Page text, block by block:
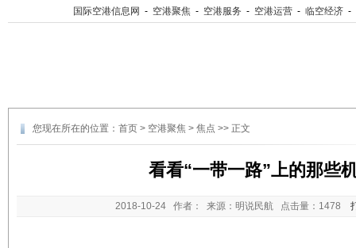
国际空港信息网 - 空港聚焦 - 空港服务 - 空港运营 - 临空经济 -
您现在所在的位置： 首页 > 空港聚焦 > 焦点 >> 正文
看看“一带一路”上的那些
2018-10-24 作者： 来源：明说民航 点击量： 1478